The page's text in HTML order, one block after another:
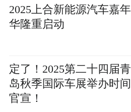
2025上合新能源汽车嘉年
华隆重启动
定了！2025第二十四届青
岛秋季国际车展举办时间
官宣！